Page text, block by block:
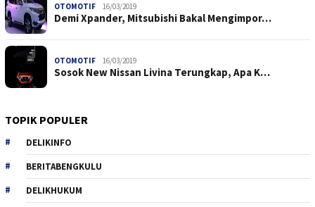
OTOMOTIF 16/03/2019
Demi Xpander, Mitsubishi Bakal Mengimpor…
OTOMOTIF 16/03/2019
Sosok New Nissan Livina Terungkap, Apa K…
TOPIK POPULER
DELIKINFO
BERITABENGKULU
DELIKHUKUM